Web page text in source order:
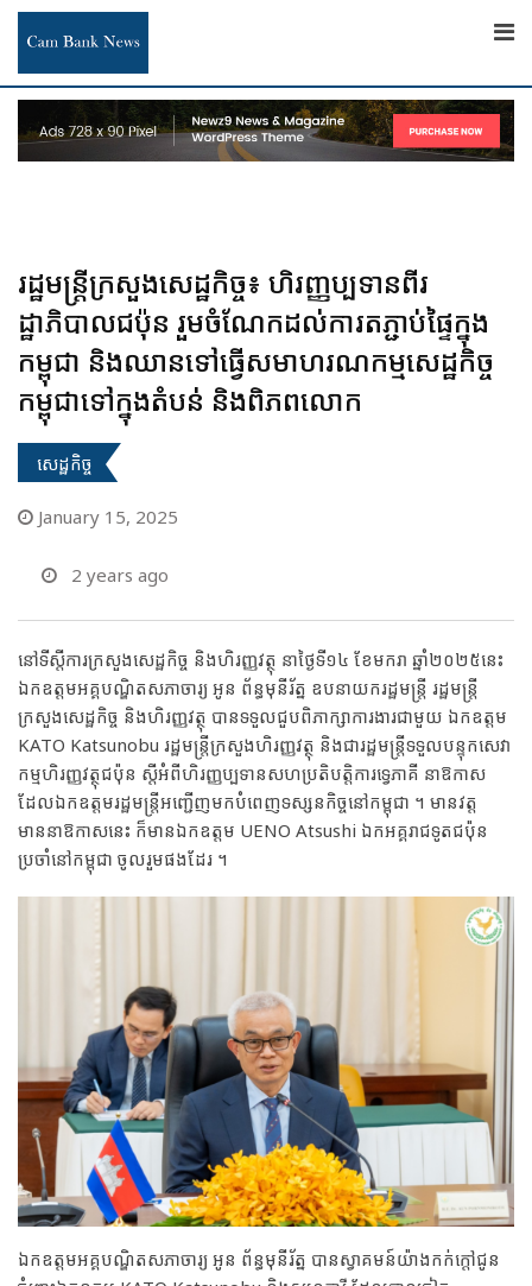
Skip
content
រដ្ឋមន្រ្តីក្រសួងសេដ្ឋកិច្ច៖ ហិរញ្ញប្បទានពីរ
ដ្ឋាភិបាលជប៉ុន រួមចំណែកដល់ការតភ្ជាប់ផ្ទៃក្នុង
កម្ពុជា និងឈានទៅធ្វើសមាហរណកម្មសេដ្ឋកិច្ច
កម្ពុជាទៅក្នុងតំបន់ និងពិភពលោក
សេដ្ឋកិច្ច
January 15, 2025
2 years ago
នៅទីស្តីការក្រសួងសេដ្ឋកិច្ច និងហិរញ្ញវត្ថុ នាថ្ងៃទី១៤ ខែមករា ឆ្នាំ២០២៥នេះ
ឯកឧត្តមអគ្គបណ្ឌិតសភាចារ្យ អូន ព័ន្ធមុនីរ័ត្ន ឧបនាយករដ្ឋមន្រ្តី រដ្ឋមន្រ្តី
ក្រសួងសេដ្ឋកិច្ច និងហិរញ្ញវត្ថុ បានទទួលជួបពិភាក្សាការងារជាមួយ ឯកឧត្តម
KATO Katsunobu រដ្ឋមន្រ្តីក្រសួងហិរញ្ញវត្ថុ និងជារដ្ឋមន្រ្តីទទួលបន្ទុកសេវា
កម្មហិរញ្ញវត្ថុជប៉ុន ស្តីអំពីហិរញ្ញប្បទានសហប្រតិបត្តិការទ្វេភាគី នាឱកាស
ដែលឯកឧត្តមរដ្ឋមន្រ្តីអញ្ជើញមកបំពេញទស្សនកិច្ចនៅកម្ពុជា ។ មានវត្ត
មាននាឱកាសនេះ ក៏មានឯកឧត្តម UENO Atsushi ឯកអគ្គរាជទូតជប៉ុន
ប្រចាំនៅកម្ពុជា ចូលរួមផងដែរ ។
ឯកឧត្តមអគ្គបណ្ឌិតសភាចារ្យ អូន ព័ន្ធមុនីរ័ត្ន បានស្វាគមន៍យ៉ាងកក់ក្តៅជូន